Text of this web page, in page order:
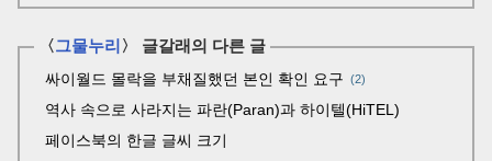
〈그물누리 〉 글갈래의 다른 글
싸이월드 몰락을 부채질했던 본인 확인 요구 2
역사 속으로 사라지는 파란(Paran)과 하이텔(HiTEL)
페이스북의 한글 글씨 크기